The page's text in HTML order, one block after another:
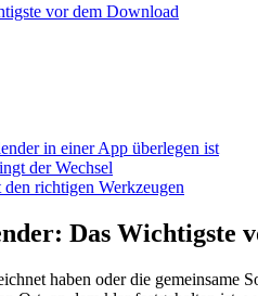
vor dem Download
in einer App überlegen ist
der Wechsel
richtigen Werkzeugen
Das Wichtigste
haben oder die